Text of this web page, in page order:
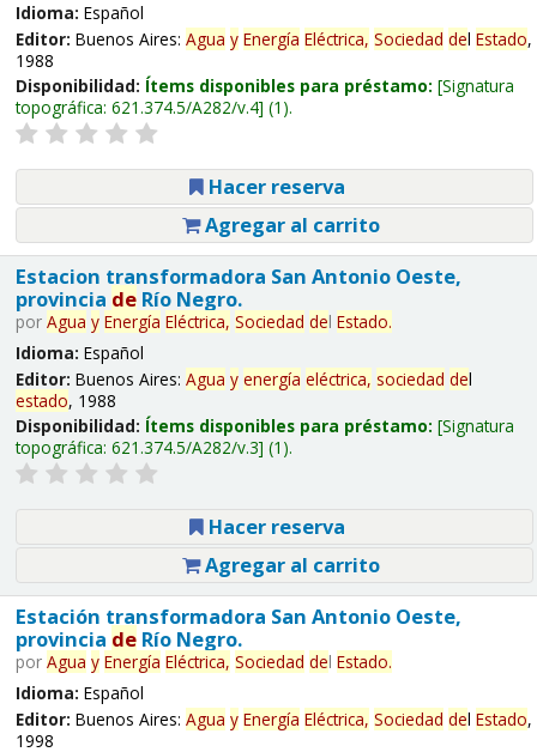
Idioma: Español
Editor: Buenos Aires: Agua y Energía Eléctrica, Sociedad del Estado,
1988
Disponibilidad: Ítems disponibles para préstamo: Signatura
topográfica: 621.374.5/A282/v.4 (1).
Hacer reserva
Agregar al carrito
Estacion transformadora San Antonio Oeste,
provincia deRío Negro.
por Agua y Energía Eléctrica, Sociedad del Estado.
Idioma: Español
Editor: Buenos Aires: Agua y energía eléctrica, sociedad del
estado, 1988
Disponibilidad: Ítems disponibles para préstamo: Signatura
topográfica: 621.374.5/A282/v.3 (1).
Hacer reserva
Agregar al carrito
Estación transformadora San Antonio Oeste,
provincia deRío Negro.
por Agua y Energía Eléctrica, Sociedad del Estado.
Idioma: Español
Editor: Buenos Aires: Agua y Energía Eléctrica, Sociedad del Estado,
1998